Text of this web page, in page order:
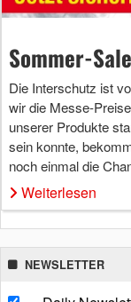
Sommer-
Die Interschutz ist
wir die Messe-
unserer Produkte
sein konnte,
noch einmal die
Weiterlesen
NEWSLETTER